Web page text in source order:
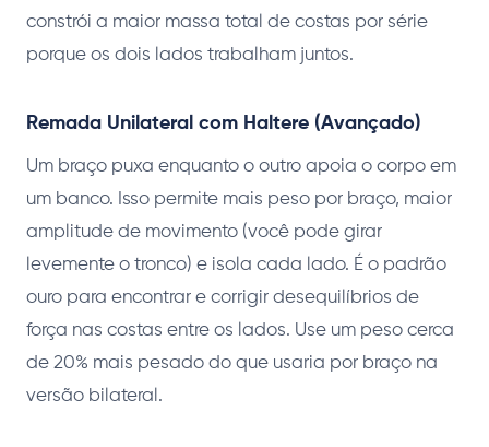
constrói a maior massa total de costas por série
porque os dois lados trabalham juntos.
Remada Unilateral com Haltere (Avançado)
Um braço puxa enquanto o outro apoia o corpo em
um banco. Isso permite mais peso por braço, maior
amplitude de movimento (você pode girar
levemente o tronco) e isola cada lado. É o padrão
ouro para encontrar e corrigir desequilíbrios de
força nas costas entre os lados. Use um peso cerca
de 20% mais pesado do que usaria por braço na
versão bilateral.